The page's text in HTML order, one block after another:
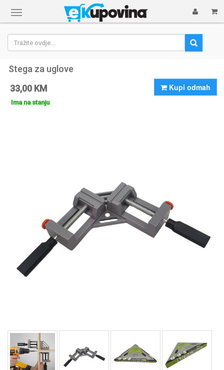
Prikaži
navigaciju
Stega za uglove
33,00 KM
Kupi odmah
Ima na stanju